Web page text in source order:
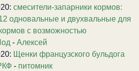
смесители-запарники кормов:
одновальные и двухвальные для
с возможностью
- Алексей
Щенки французского бульдога
- питомник